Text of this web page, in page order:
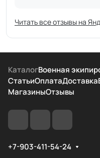
Читать все отзывы на
КаталогВоенная
СтатьиОплатаДоставка
МагазиныОтзывы
+7-903-411-54-24